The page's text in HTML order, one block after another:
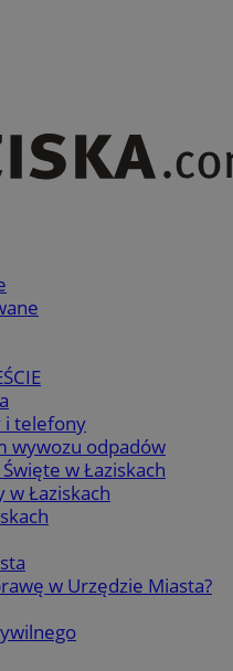
i telefony
wywozu odpadów
w Łaziskach
w Łaziskach
w Urzędzie Miasta?